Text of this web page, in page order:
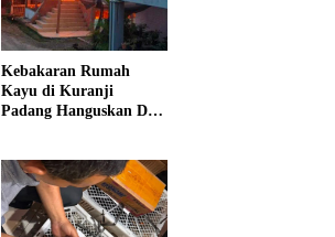
Kebakaran Rumah
Kayu di Kuranji
Padang Hanguskan Dua